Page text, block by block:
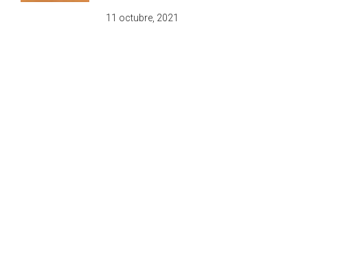
11 octubre, 2021